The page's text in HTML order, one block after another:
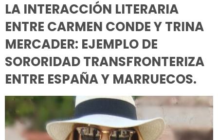
LA INTERACCIÓN LITERARIA
ENTRE CARMEN CONDE Y TRINA
MERCADER: EJEMPLO DE
SORORIDAD TRANSFRONTERIZA
ENTRE ESPAÑA Y MARRUECOS.